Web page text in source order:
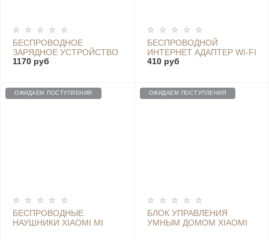
БЕСПРОВОДНОЕ
ЗАРЯДНОЕ УСТРОЙСТВО
WIRELESS CHARGER
1170 руб
БЕСПРОВОДНОЙ
ИНТЕРНЕТ АДАПТЕР WI-FI
USB - W1N
410 руб
ОЖИДАЕМ ПОСТУПЛЕНИЯ
БЕСПРОВОДНЫЕ
НАУШНИКИ XIAOMI MI
ОЖИДАЕМ ПОСТУПЛЕНИЯ
БЛОК УПРАВЛЕНИЯ
УМНЫМ ДОМОМ XIAOMI